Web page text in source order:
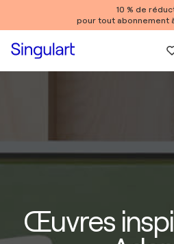
10 % de
pour tout abonnement
Œuvres